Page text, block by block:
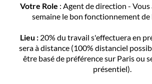
Votre Role : Agent de direction - Vous
semaine le bon fonctionnement de
Lieu : 20% du travail s'effectuera en
sera à distance (100% distanciel
être basé de préférence sur Paris ou
présentiel).